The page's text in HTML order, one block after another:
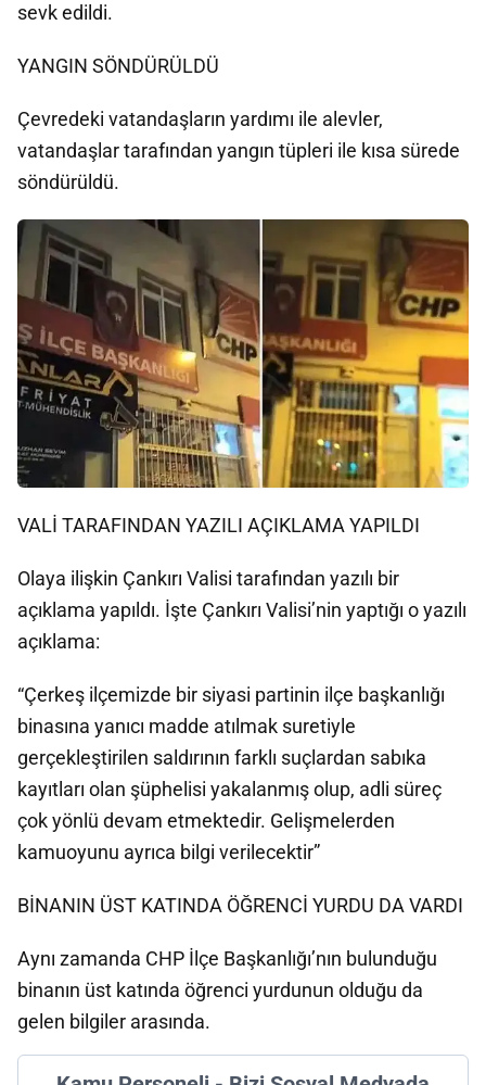
sevk edildi.
YANGIN SÖNDÜRÜLDÜ
Çevredeki vatandaşların yardımı ile alevler,
vatandaşlar tarafından yangın tüpleri ile kısa sürede
söndürüldü.
VALİ TARAFINDAN YAZILI AÇIKLAMA YAPILDI
Olaya ilişkin Çankırı Valisi tarafından yazılı bir
açıklama yapıldı. İşte Çankırı Valisi’nin yaptığı o yazılı
açıklama:
“Çerkeş ilçemizde bir siyasi partinin ilçe başkanlığı
binasına yanıcı madde atılmak suretiyle
gerçekleştirilen saldırının farklı suçlardan sabıka
kayıtları olan şüphelisi yakalanmış olup, adli süreç
çok yönlü devam etmektedir. Gelişmelerden
kamuoyunu ayrıca bilgi verilecektir”
BİNANIN ÜST KATINDA ÖĞRENCİ YURDU DA VARDI
Aynı zamanda CHP İlçe Başkanlığı’nın bulunduğu
binanın üst katında öğrenci yurdunun olduğu da
gelen bilgiler arasında.